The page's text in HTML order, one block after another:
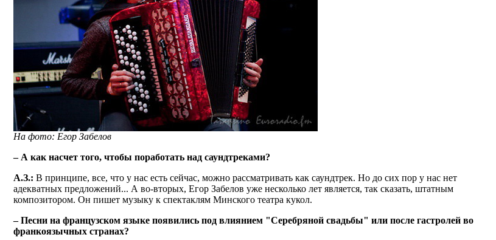
На фото: Егор Забелов
– А как насчет того, чтобы поработать над саундтреками?
А.З.: В принципе, все, что у нас есть сейчас, можно рассматривать как саундтрек. Но до сих пор у нас нет
адекватных предложений... А во-вторых, Егор Забелов уже несколько лет является, так сказать, штатным
композитором. Он пишет музыку к спектаклям Минского театра кукол.
– Песни на французском языке появились под влиянием "Серебряной свадьбы" или после гастролей во
франкоязычных странах?